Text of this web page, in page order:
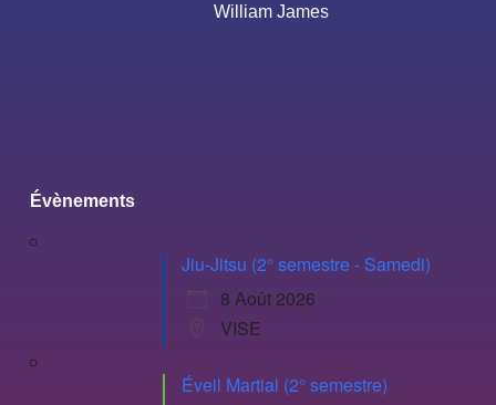
William James
Évènements
Jiu-Jitsu (2° semestre - Samedi)
8 Août 2026
VISE
Éveil Martial (2° semestre)